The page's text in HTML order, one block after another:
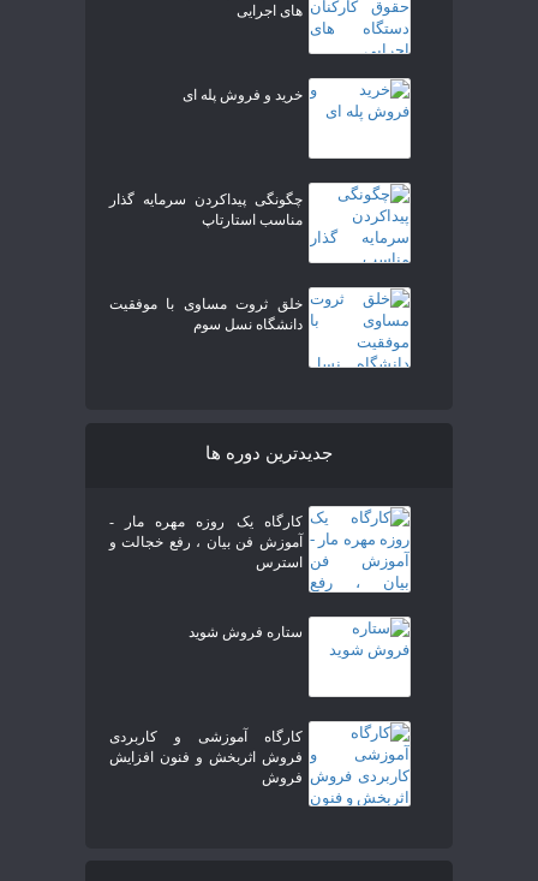
های اجرایی
خرید و فروش پله ای
چگونگی پیداکردن سرمایه گذار
مناسب استارتاپ
خلق ثروت مساوی با موفقیت
دانشگاه نسل سوم
جدیدترین دوره ها
کارگاه یک روزه مهره مار -
آموزش فن بیان ، رفع خجالت و
استرس
ستاره فروش شوید
کارگاه آموزشی و کاربردی
فروش اثربخش و فنون افزایش
فروش